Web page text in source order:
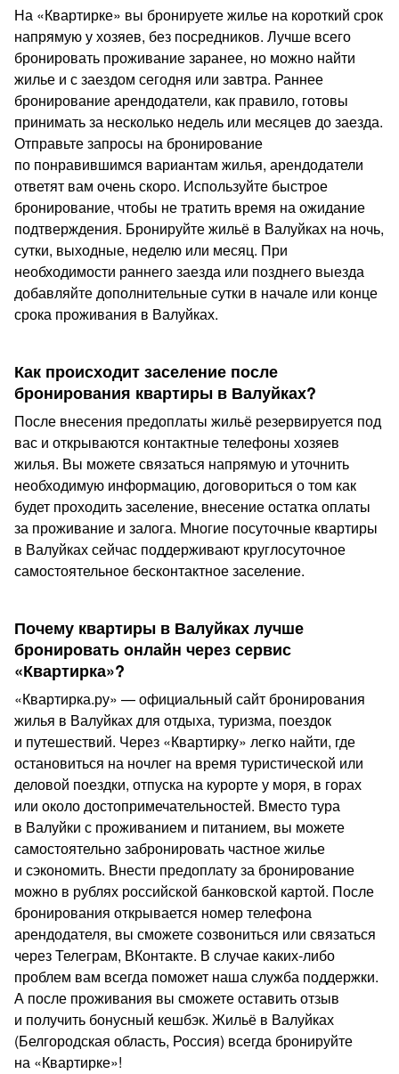
На «Квартирке» вы бронируете жилье на короткий срок
напрямую у хозяев, без посредников. Лучше всего
бронировать проживание заранее, но можно найти
жилье и с заездом сегодня или завтра. Раннее
бронирование арендодатели, как правило, готовы
принимать за несколько недель или месяцев до заезда.
Отправьте запросы на бронирование
по понравившимся вариантам жилья, арендодатели
ответят вам очень скоро. Используйте быстрое
бронирование, чтобы не тратить время на ожидание
подтверждения. Бронируйте жильё в Валуйках на ночь,
сутки, выходные, неделю или месяц. При
необходимости раннего заезда или позднего выезда
добавляйте дополнительные сутки в начале или конце
срока проживания в Валуйках.
Как происходит заселение после
бронирования квартиры в Валуйках?
После внесения предоплаты жильё резервируется под
вас и открываются контактные телефоны хозяев
жилья. Вы можете связаться напрямую и уточнить
необходимую информацию, договориться о том как
будет проходить заселение, внесение остатка оплаты
за проживание и залога. Многие посуточные квартиры
в Валуйках сейчас поддерживают круглосуточное
самостоятельное бесконтактное заселение.
Почему квартиры в Валуйках лучше
бронировать онлайн через сервис
«Квартирка»?
«Квартирка.ру» — официальный сайт бронирования
жилья в Валуйках для отдыха, туризма, поездок
и путешествий. Через «Квартирку» легко найти, где
остановиться на ночлег на время туристической или
деловой поездки, отпуска на курорте у моря, в горах
или около достопримечательностей. Вместо тура
в Валуйки с проживанием и питанием, вы можете
самостоятельно забронировать частное жилье
и сэкономить. Внести предоплату за бронирование
можно в рублях российской банковской картой. После
бронирования открывается номер телефона
арендодателя, вы сможете созвониться или связаться
через Телеграм, ВКонтакте. В случае каких‑либо
проблем вам всегда поможет наша служба поддержки.
А после проживания вы сможете оставить отзыв
и получить бонусный кешбэк. Жильё в Валуйках
(Белгородская область, Россия) всегда бронируйте
на «Квартирке»!